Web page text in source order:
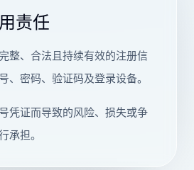
责任
整、合法且持续有效的注册信
、密码、验证码及登录设备。
凭证而导致的风险、损失或争
承担。